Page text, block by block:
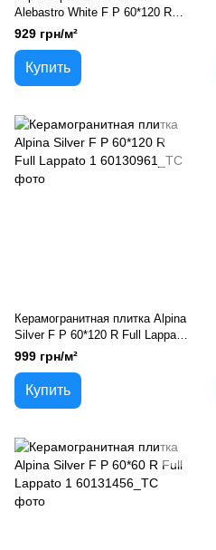
Alebastro White F P 60*120 R
Sumat 1
929 грн/м²
Купить
Керамогранитная плитка Alpina
Silver F P 60*120 R Full Lappato
1
999 грн/м²
Купить